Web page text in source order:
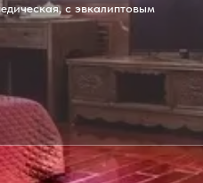
с эвкалиптовым